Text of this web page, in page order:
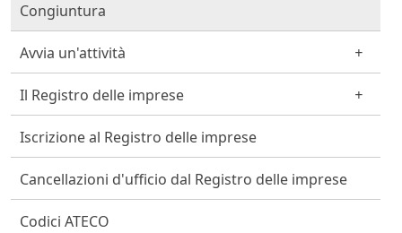
Congiuntura
Avvia un'attività
Il Registro delle imprese
Iscrizione al Registro delle imprese
Cancellazioni d'ufficio dal Registro delle imprese
Codici ATECO